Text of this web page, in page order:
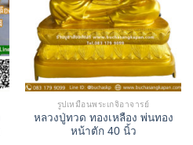
รูปเหมือนพระเกจิอาจารย์
หลวงปู่ทวด ทองเหลือง พ่นทอง
หน้าตัก 40 นิ้ว